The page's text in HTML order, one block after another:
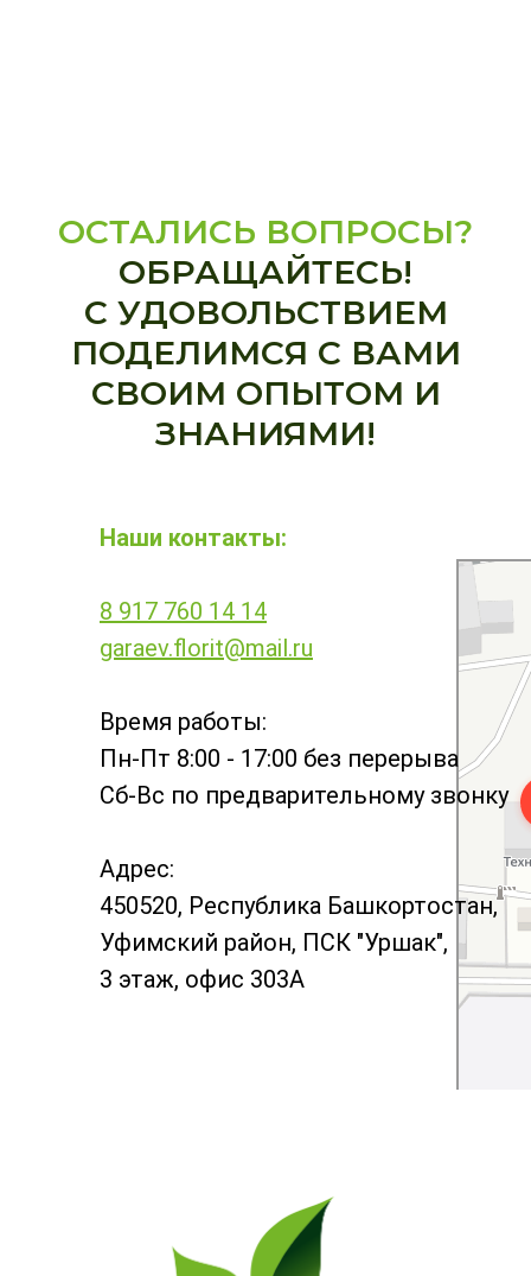
ОСТАЛИСЬ ВОПРОСЫ?
ОБРАЩАЙТЕСЬ!
С УДОВОЛЬСТВИЕМ
ПОДЕЛИМСЯ С ВАМИ
СВОИМ ОПЫТОМ И
ЗНАНИЯМИ!
Баш
Средства
Удобрения
Наши контакты:
8 917 760 14 14
garaev.florit@mail.ru
Время работы:
Пн-Пт 8:00 - 17:00 без перерыва
Сб-Вс по предварительному звонку
Адрес:
450520, Республика Башкортостан,
Уфимский район, ПСК "Уршак",
3 этаж, офис 303А